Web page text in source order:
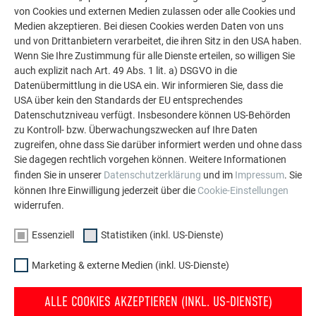
LASSEN SIE SICH INSPIRIEREN
Die PREFA Referenzgalerie zeigt, wie vielseitig
Aluminium eingesetzt werden kann. Entdecken Sie
weitere beeindruckende Projekte mit den langlebigen
PREFA Aluminiumlösungen für Dach, Solar und
Fassade.
MEHR REFERENZEN ANSEHEN
von Cookies und externen Medien zulassen oder alle Cookies und
Medien akzeptieren. Bei diesen Cookies werden Daten von uns
und von Drittanbietern verarbeitet, die ihren Sitz in den USA haben.
Wenn Sie Ihre Zustimmung für alle Dienste erteilen, so willigen Sie
auch explizit nach Art. 49 Abs. 1 lit. a) DSGVO in die
Datenübermittlung in die USA ein. Wir informieren Sie, dass die
USA über kein den Standards der EU entsprechendes
Datenschutzniveau verfügt. Insbesondere können US-Behörden
zu Kontroll- bzw. Überwachungszwecken auf Ihre Daten
zugreifen, ohne dass Sie darüber informiert werden und ohne dass
Sie dagegen rechtlich vorgehen können. Weitere Informationen
finden Sie in unserer Datenschutzerklärung und im Impressum. Sie
können Ihre Einwilligung jederzeit über die Cookie-Einstellungen
widerrufen.
Essenziell Statistiken (inkl. US-Dienste)
Marketing & externe Medien (inkl. US-Dienste)
ALLE COOKIES AKZEPTIEREN (INKL. US-DIENSTE)